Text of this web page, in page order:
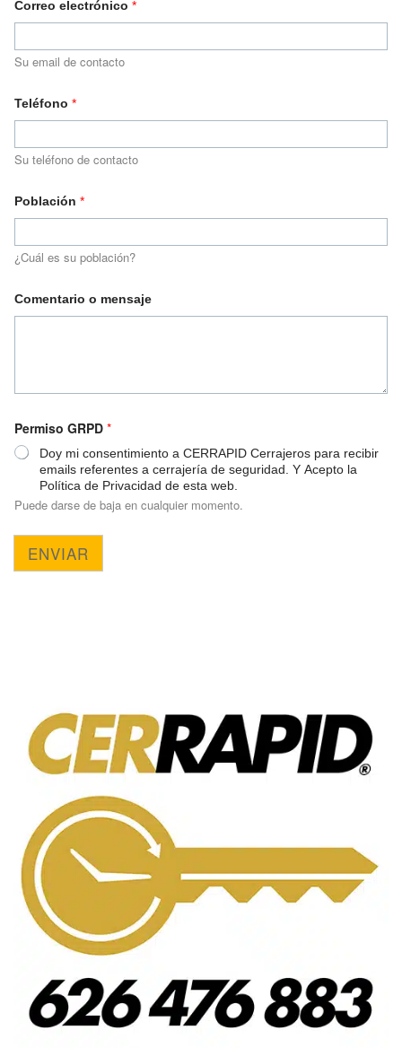
Correo electrónico *
Su email de contacto
Teléfono *
Su teléfono de contacto
Población *
¿Cuál es su población?
Comentario o mensaje
Permiso GRPD *
Doy mi consentimiento a CERRAPID Cerrajeros para recibir
emails referentes a cerrajería de seguridad. Y Acepto la
Política de Privacidad de esta web.
Puede darse de baja en cualquier momento.
ENVIAR